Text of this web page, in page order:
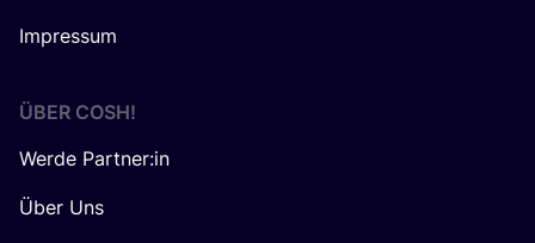
Impressum
ÜBER COSH!
Werde Partner:in
Über Uns